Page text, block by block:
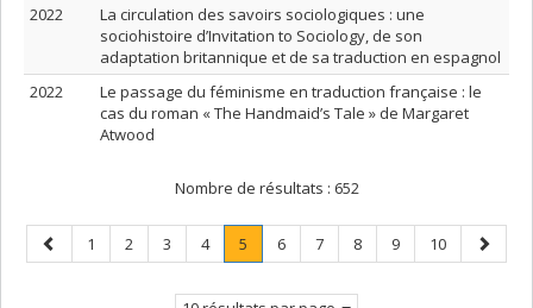
2022
La circulation des savoirs sociologiques : une
sociohistoire d’Invitation to Sociology, de son
adaptation britannique et de sa traduction en espagnol
2022
Le passage du féminisme en traduction française : le
cas du roman « The Handmaid’s Tale » de Margaret
Atwood
Nombre de résultats : 652
Page
précédente
Page
1 Page
2 Page
3 Page
4 Page
5
Page
Page
6 Page
7 Page
8 Page
9 Page
10
Page